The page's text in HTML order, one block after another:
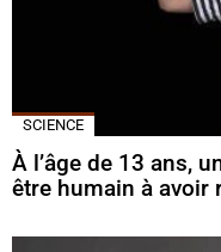
SCIENCE
À l’âge de 13 ans,
être humain à avoir